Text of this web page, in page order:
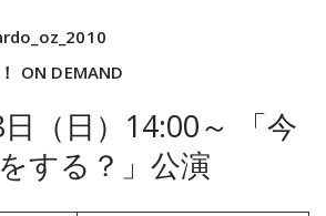
ON DEMAND
（日）14:00～ 「今
する？」公演